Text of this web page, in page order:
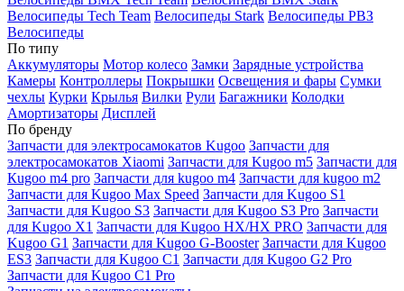
Велосипеды Tech Team Велосипеды Stark Велосипеды РВЗ
Велосипеды
По типу
Аккумуляторы Мотор колесо Замки Зарядные устройства
Камеры Контроллеры Покрышки Освещения и фары Сумки
чехлы Курки Крылья Вилки Рули Багажники Колодки
Амортизаторы Дисплей
По бренду
Запчасти для электросамокатов Kugoo Запчасти для
электросамокатов Xiaomi Запчасти для Kugoo m5 Запчасти для
Кugoo m4 pro Запчасти для kugoo m4 Запчасти для kugoo m2
Запчасти для Kugoo Max Speed Запчасти для Kugoo S1
Запчасти для Kugoo S3 Запчасти для Kugoo S3 Pro Запчасти
для Kugoo X1 Запчасти для Kugoo HX/HX PRO Запчасти для
Kugoo G1 Запчасти для Kugoo G-Booster Запчасти для Kugoo
ES3 Запчасти для Kugoo C1 Запчасти для Kugoo G2 Pro
Запчасти для Kugoo C1 Pro